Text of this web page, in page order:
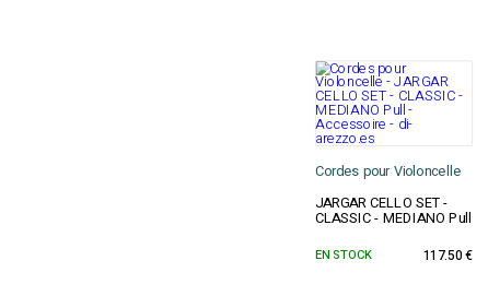
Cordes pour Violoncelle
JARGAR CELLO SET -
CLASSIC - MEDIANO Pull
EN STOCK 117.50 €